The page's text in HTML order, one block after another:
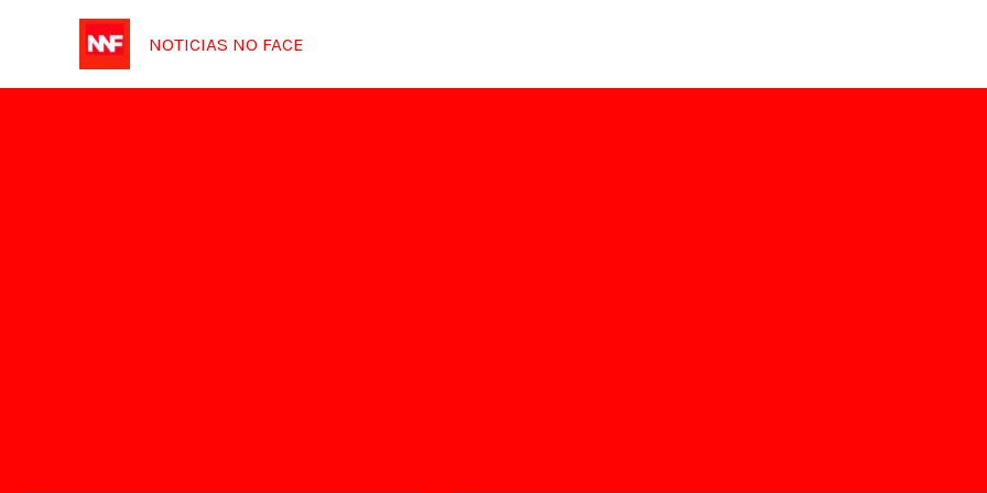
NOTICIAS NO FACE